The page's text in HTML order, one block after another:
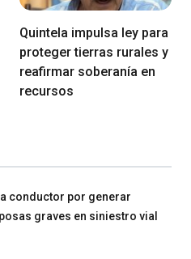
Quintela impulsa ley para
proteger tierras rurales y
reafirmar soberanía en
recursos
conductor por generar
graves en siniestro vial